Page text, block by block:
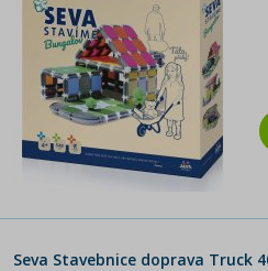
Seva Stavebnice doprava Truck